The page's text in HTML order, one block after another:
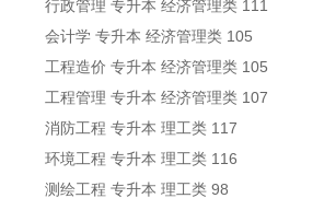
行政管理 专升本 经济管理类 111
会计学 专升本 经济管理类 105
工程造价 专升本 经济管理类 105
工程管理 专升本 经济管理类 107
消防工程 专升本 理工类 117
环境工程 专升本 理工类 116
测绘工程 专升本 理工类 98